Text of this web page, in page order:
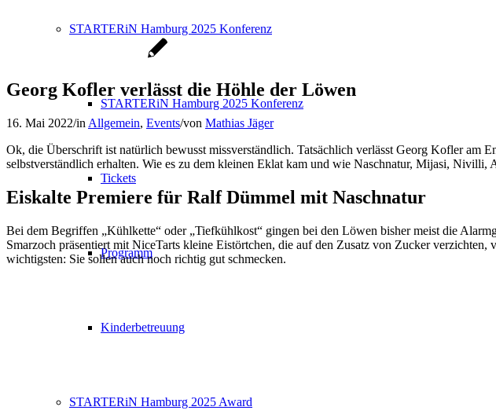
STARTERiN Hamburg 2025 Konferenz
STARTERiN Hamburg 2025 Konferenz
Tickets
Programm
Kinderbetreuung
STARTERiN Hamburg 2025 Award
Georg Kofler verlässt die Höhle der Löwen
16. Mai 2022/in Allgemein, Events/von Mathias Jäger
Ok, die Überschrift ist natürlich bewusst missverständlich. Tatsächlich verlässt Georg Kofler am
selbstverständlich erhalten. Wie es zu dem kleinen Eklat kam und wie Naschnatur, Mijasi,
Eiskalte Premiere für Ralf Dümmel mit Naschnatur
Bei dem Begriffen „Kühlkette“ oder „Tiefkühlkost“ gingen bei den Löwen bisher meist die
Smarzoch präsentiert mit NiceTarts kleine Eistörtchen, die auf den Zusatz von Zucker
wichtigsten: Sie sollen auch noch richtig gut schmecken.